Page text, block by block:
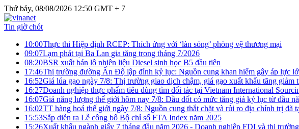
Thứ bảy, 08/08/2026 12:50 GMT + 7
Tin giờ chót
10:00Thực thi Hiệp định RCEP: Thích ứng với ‘làn sóng’ phòng vệ thương mại
09:07Lạm phát tại Ba Lan gia tăng trong tháng 7/2026
08:20BSR xuất bán lô nhiên liệu Diesel sinh học B5 đầu tiên
17:46Thị trường đường Ấn Độ lập đỉnh kỷ lục: Nguồn cung khan hiếm gây áp lực
16:52Giá lúa gạo ngày 7/8: Thị trường giao dịch chậm, giá gạo xuất khẩu tăng giảm
16:27Doanh nghiệp thực phẩm tiêu dùng tìm đối tác tại Vietnam International
16:07Giá năng lượng thế giới hôm nay 7/8: Dầu đốt có mức tăng giá kỷ lục từ đầu
16:02TT hàng hoá thế giới ngày 7/8: Nguồn cung thắt chặt và rủi ro địa chính trị đã
15:53Sắp diễn ra Lễ công bố Bộ chỉ số FTA Index năm 2025
15:26Xuất khẩu ngành giấy 7 tháng đầu năm 2026 - Doanh nghiệp FDI và thị